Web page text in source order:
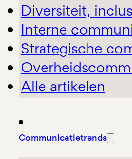
Diversiteit,
Interne
Strategische
Alle artikelen
Communicatietrends